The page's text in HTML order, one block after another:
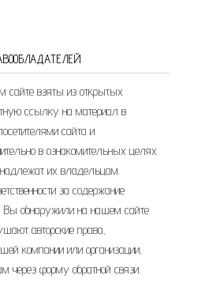
сайте взяты из открытых
ссылку на материал в
сайта и
в ознакомительных целях.
их владельцам.
за содержание
Вы обнаружили на нашем сайте
авторские права,
компании или организации,
через форму обратной связи.